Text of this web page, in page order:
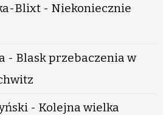
Blixt - Niekoniecznie
- Blask przebaczenia w
- Kolejna wielka